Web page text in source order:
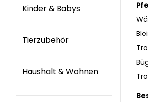
Kinder & Babys
Tierzubehör
Haushalt & Wohnen